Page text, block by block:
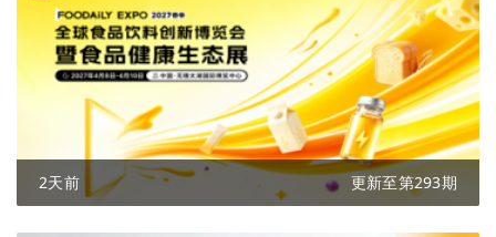
2天前 更新至第293期